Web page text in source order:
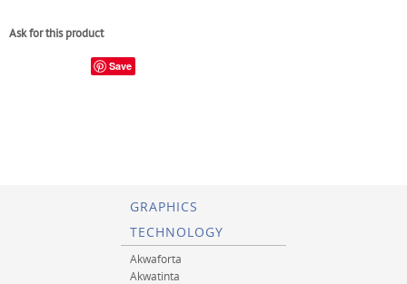
Ask for this product
Save
GRAPHICS
TECHNOLOGY
Akwaforta
Akwatinta